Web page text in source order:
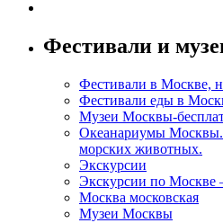
Фестивали и
Фестивали в Москве,
Фестивали еды в
Музеи Москвы-
Океанариумы
морских животных.
Экскурсии
Экскурсии по Москве
Москва московская
Музеи Москвы